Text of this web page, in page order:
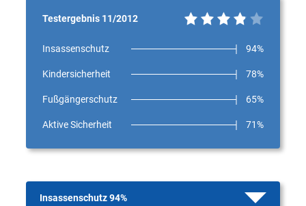
Testergebnis 11/2012
Insassenschutz 94%
Kindersicherheit 78%
Fußgängerschutz 65%
Aktive Sicherheit 71%
Insassenschutz 94%